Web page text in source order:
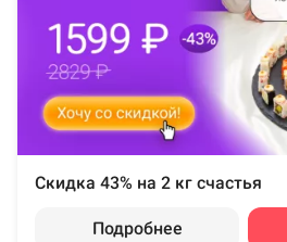
Скидка 43% на 2 кг счастья
Подробнее